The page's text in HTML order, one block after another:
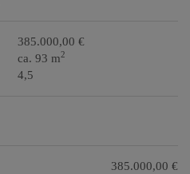
385.000,00 €
ca. 93 m2
4,5
385.000,00 €